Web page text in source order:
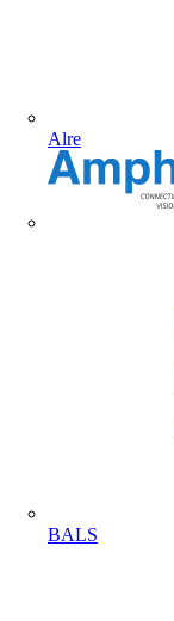
Alre
BALS